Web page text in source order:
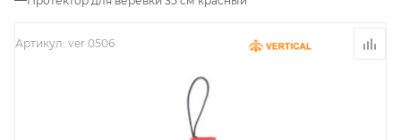
Артикул: ver 0506